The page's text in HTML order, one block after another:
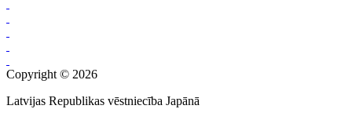
Copyright © 2026
Latvijas Republikas vēstniecība Japānā